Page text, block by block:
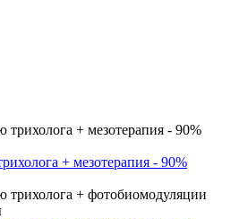
+ мезотерапия - 90%